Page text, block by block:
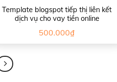
Template blogspot tiếp thị liên kết
dịch vụ cho vay tiền online
500.000₫